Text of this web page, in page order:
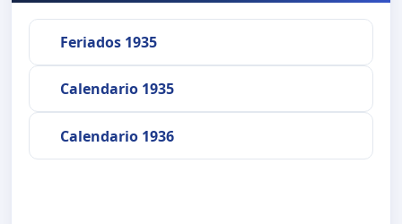
Feriados 1935
Calendario 1935
Calendario 1936